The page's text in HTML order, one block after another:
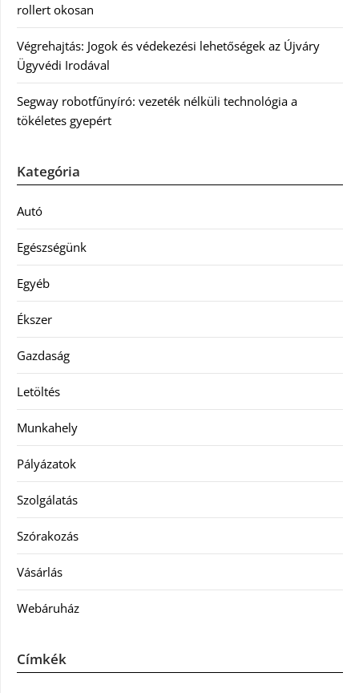
rollert okosan
Végrehajtás: Jogok és védekezési lehetőségek az Újváry
Ügyvédi Irodával
Segway robotfűnyíró: vezeték nélküli technológia a
tökéletes gyepért
Kategória
Autó
Egészségünk
Egyéb
Ékszer
Gazdaság
Letöltés
Munkahely
Pályázatok
Szolgálatás
Szórakozás
Vásárlás
Webáruház
Címkék